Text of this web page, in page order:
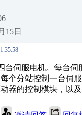
15日
台伺服电机。每台
个分站控制一台伺
器的控制模块，以